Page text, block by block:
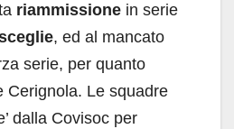
riammissione in serie
, ed al mancato
serie, per quanto
Cerignola. Le squadre
dalla Covisoc per